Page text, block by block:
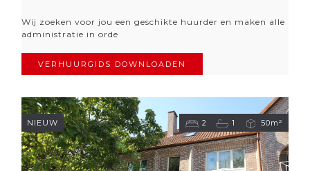
Wij zoeken voor jou een geschikte huurder en maken alle
administratie in orde
VERHUURGIDS DOWNLOADEN
2 1 50m²
NIEUW